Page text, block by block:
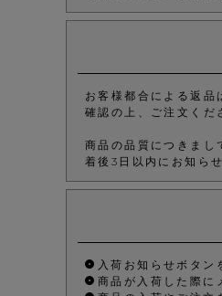
お客様都合による返品
確認の上、ご注文くだ
商品の品質につきまし
着後3日以内にお知ら
入荷お知らせボタン
商品が入荷した際に